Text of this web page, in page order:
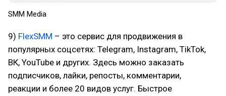
SMM Media
9) FlexSMM – это сервис для продвижения в
популярных соцсетях: Telegram, Instagram, TikTok,
ВК, YouTube и других. Здесь можно заказать
подписчиков, лайки, репосты, комментарии,
реакции и более 20 видов услуг. Быстрое